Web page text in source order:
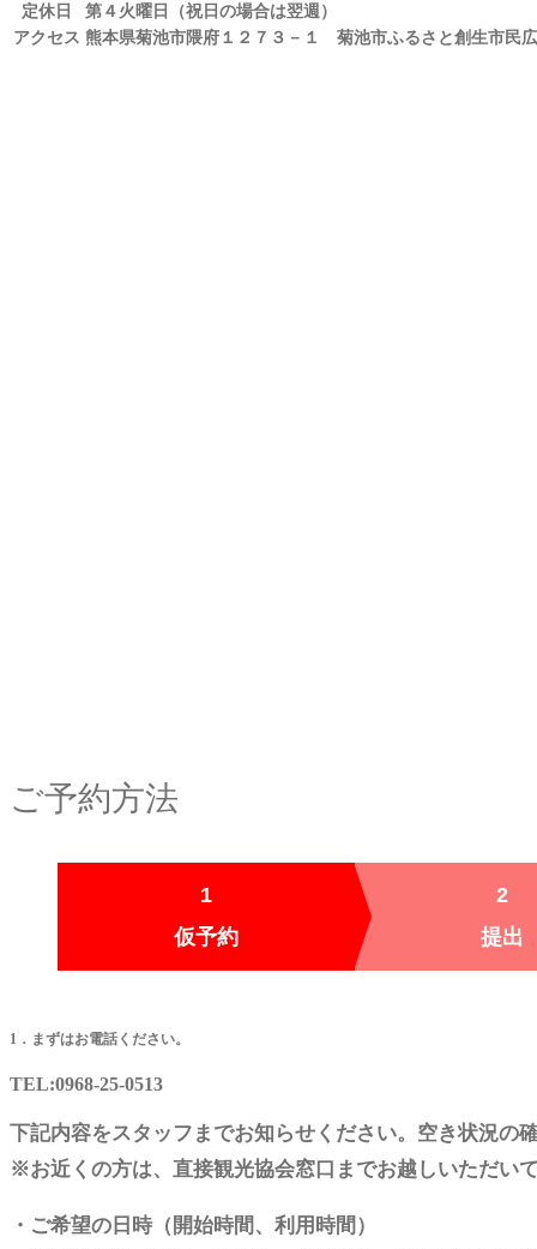
定休日
第４火曜日（祝日の場合は翌週）
アクセス 熊本県菊池市隈府１２７３－１ 菊池市ふるさと創生市民
ご予約方法
1
仮予約
2
提出
1．まずはお電話ください。
TEL:0968-25-0513
下記内容をスタッフまでお知らせください。空き状況の
※お近くの方は、直接観光協会窓口までお越しいただい
・ご希望の日時（開始時間、利用時間）